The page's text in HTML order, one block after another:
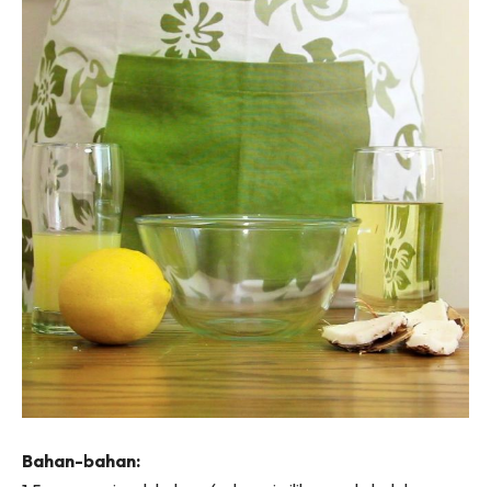
Ilham Impiana 360
Ilham Impiana Inspirasi Selebriti
Impiana TV
Casa Impiana
Impiana MakeOver
Lahar Dekor
Sembang Dekor
Sembang Laman
Tip Impiana
Tip Laman
Hub Ideaktiv
Bahan-bahan: